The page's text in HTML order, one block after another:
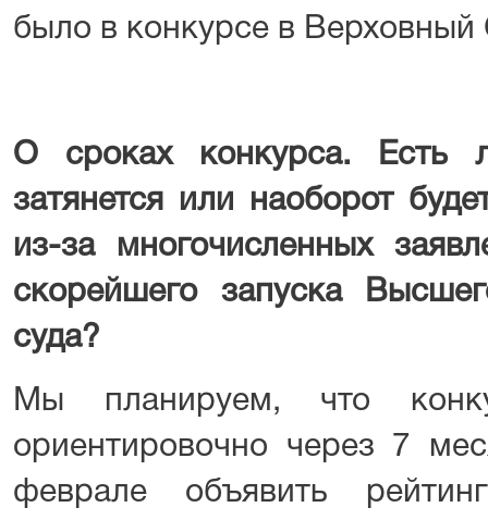
было в конкурсе в Верховный
О сроках конкурса. Есть
затянется или наоборот
из-за многочисленных
скорейшего запуска
суда?
Мы планируем, что
ориентировочно через 7
феврале объявить